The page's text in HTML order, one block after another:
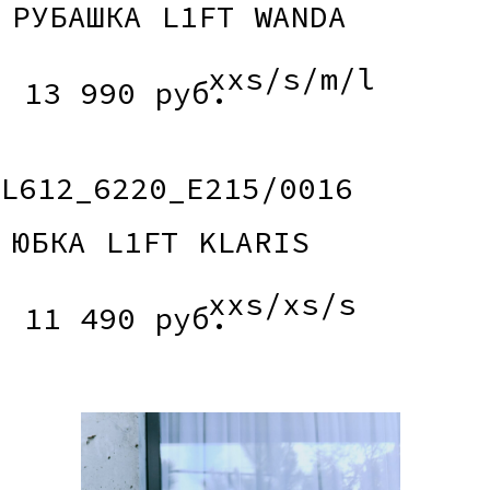
L612_3251_E905/0005